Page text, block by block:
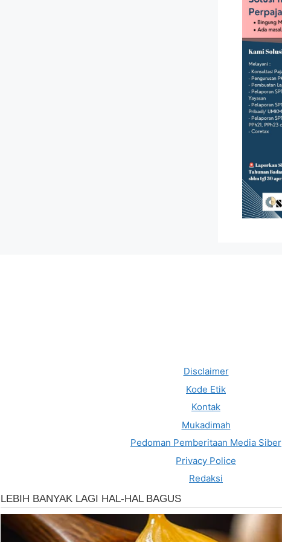
Disclaimer
Kode Etik
Kontak
Mukadimah
Pedoman Pemberitaan Media Siber
Privacy Police
Redaksi